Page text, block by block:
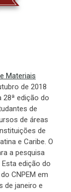
Materiais
de 2018
edição do
de
de áreas
de
e Caribe. O
a pesquisa
edição do
CNPEM em
de janeiro e